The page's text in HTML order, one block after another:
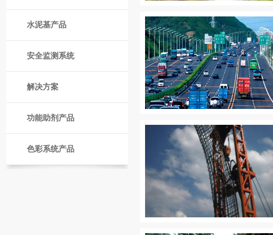
水泥基产品
安全监测系统
解决方案
功能助剂产品
色彩系统产品